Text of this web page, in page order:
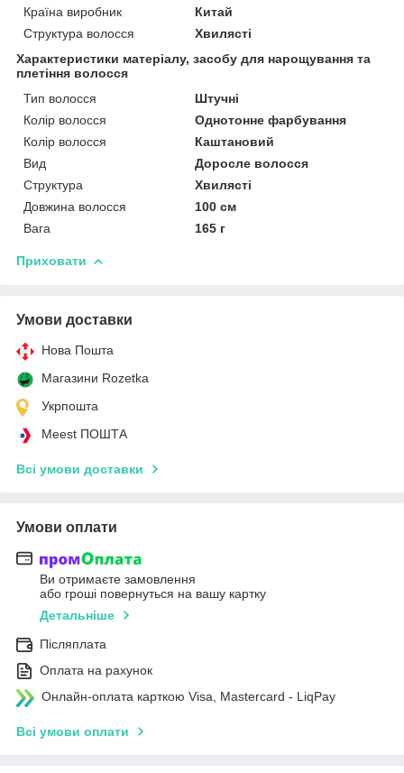
Країна виробник
Китай
Структура волосся
Хвилясті
Характеристики матеріалу, засобу для нарощування та
плетіння волосся
Тип волосся
Штучні
Колір волосся
Однотонне фарбування
Колір волосся
Каштановий
Вид
Доросле волосся
Структура
Хвилясті
Довжина волосся
100 см
Вага
165 г
Приховати
Умови доставки
Нова Пошта
Магазини Rozetka
Укрпошта
Meest ПОШТА
Всі умови доставки
Умови оплати
Ви отримаєте замовлення
або гроші повернуться на вашу картку
Детальніше
Післяплата
Оплата на рахунок
Онлайн-оплата карткою Visa, Mastercard - LiqPay
Всі умови оплати